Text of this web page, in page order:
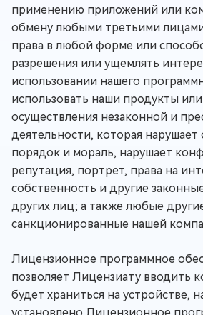
применению приложений или
обмену любыми третьими
права в любой форме или
разрешения или ущемлять
использовании нашего
использовать наши продукты или
осуществления незаконной и
деятельности, которая
порядок и мораль, нарушает
репутация, портрет, права на
собственность и другие
других лиц; а также любые
санкционированные нашей
Лицензионное программное
позволяет Лицензиату вводить
будет храниться на устройстве,